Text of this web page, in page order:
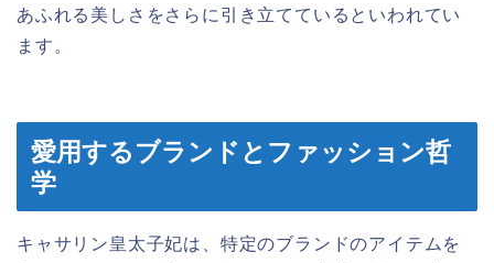
あふれる美しさをさらに引き立てているといわれてい
ます。
愛用するブランドとファッション哲
学
キャサリン皇太子妃は、特定のブランドのアイテムを